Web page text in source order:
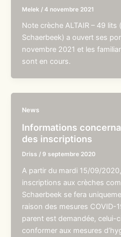
Melek /4 novembre 2021
Note crèche ALTAIR – 49 lits
Schaerbeek) a ouvert ses
novembre 2021 et les
sont en cours.
News
Informations
des inscriptions
Driss / 9 septembre 2020
A partir du mardi 15/09/
inscriptions aux crèches
Schaerbeek se fera
raison des mesures COVID-
parent est demandée, celui-
conformer aux mesures